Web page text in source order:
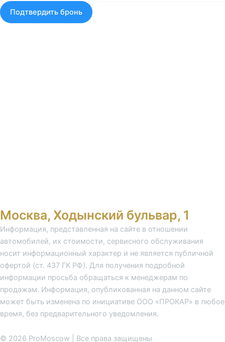
Подтвердить бронь
Москва, Ходынский бульвар, 1
Информация, представленная на сайте в отношении
автомобилей, их стоимости, сервисного обслуживания
носит информационный характер и не является публичной
офертой (ст. 437 ГК РФ). Для получения подробной
информации просьба обращаться к менеджерам по
продажам. Информация, опубликованная на данном сайте
может быть изменена по инициативе ООО «ПРОКАР» в любое
время, без предварительного уведомления.
© 2026 ProMoscow | Все права защищены